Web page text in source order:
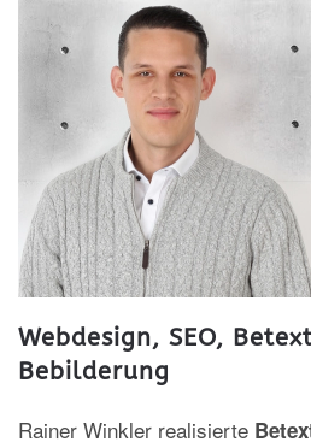
Webdesign, SEO,
Bebilderung
Rainer Winkler realisierte